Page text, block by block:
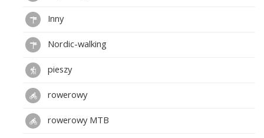
Inny
Nordic-walking
pieszy
rowerowy
rowerowy MTB